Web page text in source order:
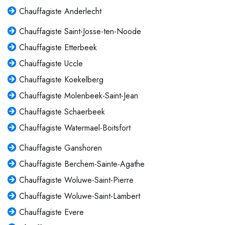
Chauffagiste Anderlecht
Chauffagiste Saint-Josse-ten-Noode
Chauffagiste Etterbeek
Chauffagiste Uccle
Chauffagiste Koekelberg
Chauffagiste Molenbeek-Saint-Jean
Chauffagiste Schaerbeek
Chauffagiste Watermael-Boitsfort
Chauffagiste Ganshoren
Chauffagiste Berchem-Sainte-Agathe
Chauffagiste Woluwe-Saint-Pierre
Chauffagiste Woluwe-Saint-Lambert
Chauffagiste Evere